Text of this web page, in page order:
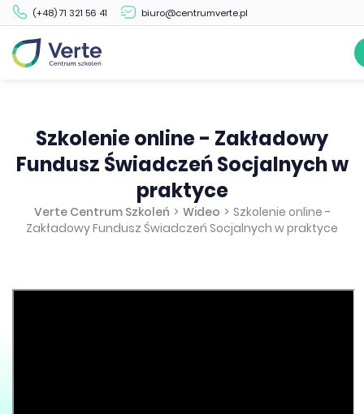
(+48) 71 321 56 41 biuro@centrumverte.pl
Szkolenie online - Zakładowy
Fundusz Świadczeń Socjalnych w
praktyce
Verte Centrum Szkoleń > Wideo > Szkolenie online -
Zakładowy Fundusz Świadczeń Socjalnych w praktyce